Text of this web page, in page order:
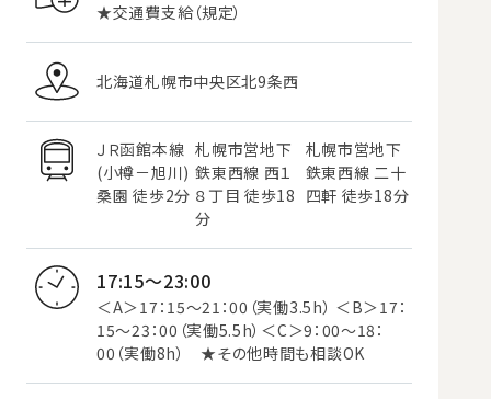
★交通費支給（規定）
北海道札幌市中央区北9条西
ＪＲ函館本線
(小樽－旭川)
桑園 徒歩2分
札幌市営地下
鉄東西線 西１
８丁目 徒歩18
分
札幌市営地下
鉄東西線 二十
四軒 徒歩18分
17:15～23:00
＜A＞17：15～21：00（実働3.5h） ＜B＞17：
15～23：00（実働5.5h）＜C＞9：00～18：
00（実働8h） ★その他時間も相談OK